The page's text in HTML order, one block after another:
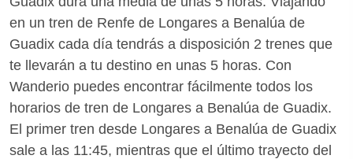
en un tren de Renfe de Longares a Benalúa de
Guadix cada día tendrás a disposición 2 trenes que
te llevarán a tu destino en unas 5 horas. Con
Wanderio puedes encontrar fácilmente todos los
horarios de tren de Longares a Benalúa de Guadix.
El primer tren desde Longares a Benalúa de Guadix
sale a las 11:45, mientras que el último trayecto del